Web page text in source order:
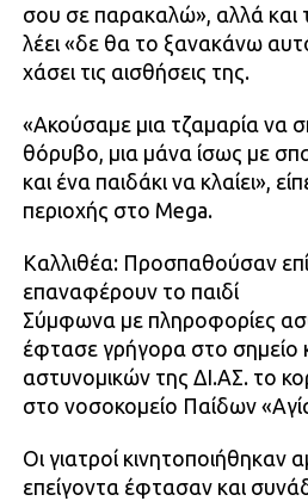
σου σε παρακαλώ», αλλά και
λέει «δε θα το ξανακάνω αυτό
χάσει τις αισθήσεις της.
«Ακούσαμε μια τζαμαρία να
θόρυβο, μια μάνα ίσως με
και ένα παιδάκι να κλαίει»,
περιοχής στο Mega.
Καλλιθέα: Προσπαθούσαν
επαναφέρουν το παιδί
Σύμφωνα με πληροφορίες
έφτασε γρήγορα στο σημείο
αστυνομικών της ΔΙ.ΑΣ. το
στο νοσοκομείο Παίδων
Οι γιατροί
επείγοντα έφτασαν και